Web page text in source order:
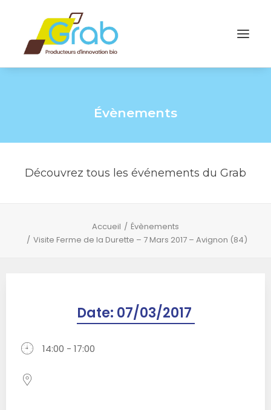
Évènements
Découvrez tous les événements du Grab
Accueil
Évènements
Visite Ferme de la Durette – 7 Mars 2017 – Avignon (84)
Date: 07/03/2017
14:00 - 17:00